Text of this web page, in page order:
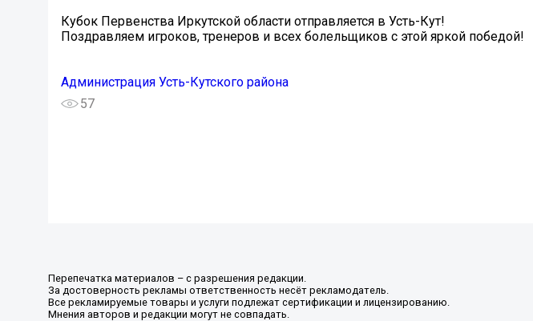
Кубок Первенства Иркутской области отправляется в Усть-Кут!
Поздравляем игроков, тренеров и всех болельщиков с этой яркой победой!
Администрация Усть-Кутского района
57
Перепечатка материалов – с разрешения редакции.
За достоверность рекламы ответственность несёт рекламодатель.
Все рекламируемые товары и услуги подлежат сертификации и лицензированию.
Мнения авторов и редакции могут не совпадать.